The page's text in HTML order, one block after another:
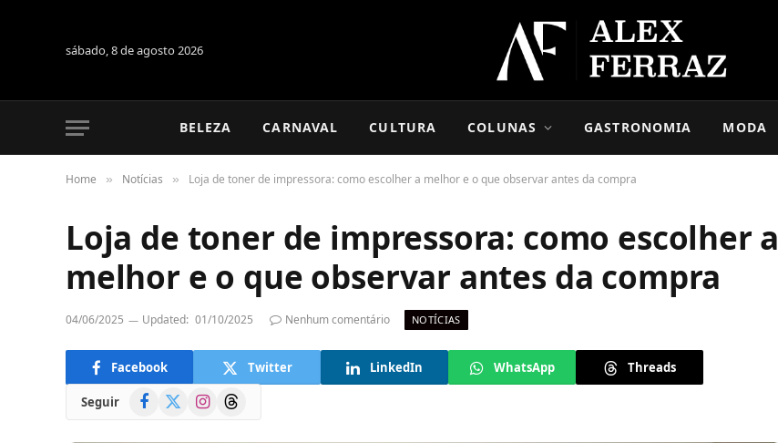
sábado, 8 de agosto 2026
BELEZA CARNAVAL CULTURA COLUNAS GASTRONOMIA MODA
Home » Notícias » Loja de toner de impressora: como escolher a melhor e o que observar antes da compra
Loja de toner de impressora: como escolher a
melhor e o que observar antes da compra
04/06/2025 Updated: 01/10/2025 Nenhum comentário NOTÍCIAS
Facebook Twitter LinkedIn WhatsApp Threads
Seguir Facebook
(Twitter)
InstagramThreads